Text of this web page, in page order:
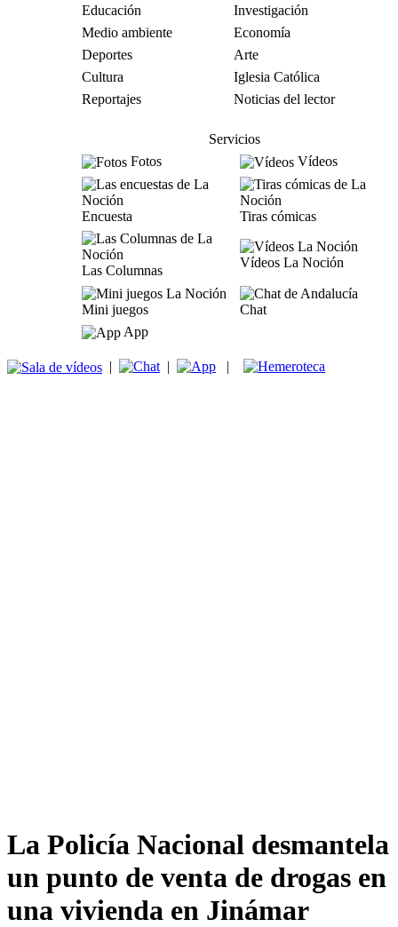
Educación
Investigación
Medio ambiente
Economía
Deportes
Arte
Cultura
Iglesia Católica
Reportajes
Noticias del lector
Servicios
Fotos
Vídeos
Encuesta Tiras cómicas
Las Columnas
Vídeos La Noción
Mini juegos
Chat
App
| | |
La Policía Nacional desmantela
un punto de venta de drogas en
una vivienda en Jinámar